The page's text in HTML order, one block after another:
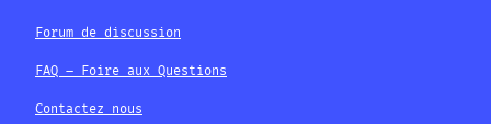
Forum de discussion
FAQ – Foire aux Questions
Contactez nous